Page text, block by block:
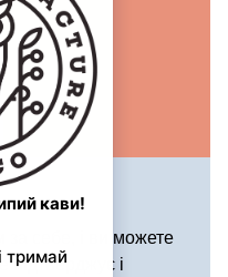
за себе, і ви можете
підтверджує і